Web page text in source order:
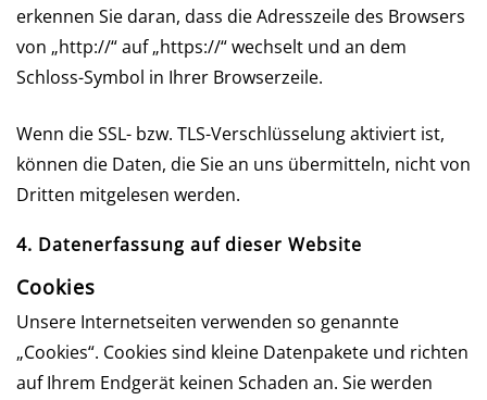
erkennen Sie daran, dass die Adresszeile des Browsers
von „http://“ auf „https://“ wechselt und an dem
Schloss-Symbol in Ihrer Browserzeile.
Wenn die SSL- bzw. TLS-Verschlüsselung aktiviert ist,
können die Daten, die Sie an uns übermitteln, nicht von
Dritten mitgelesen werden.
4. Datenerfassung auf dieser Website
Cookies
Unsere Internetseiten verwenden so genannte
„Cookies“. Cookies sind kleine Datenpakete und richten
auf Ihrem Endgerät keinen Schaden an. Sie werden